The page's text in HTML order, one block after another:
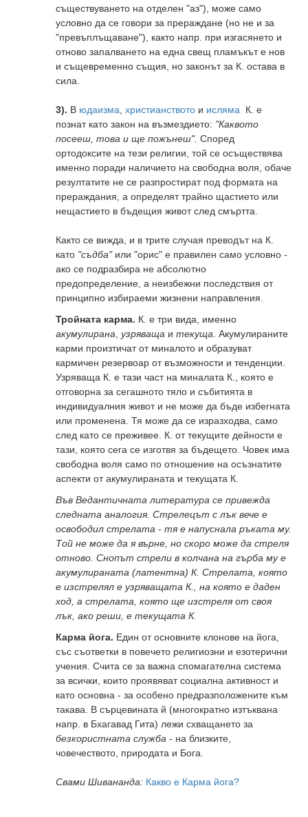
съществуването на отделен "аз"), може само
условно да се говори за прераждане (но не и за
"превъплъщаване"), както напр. при изгасянето и
отново запалването на една свещ пламъкът е нов
и същевременно същия, но законът за К. остава в
сила.
3). В юдаизма христианството и исляма
К. е
познат като закон на възмездието: "Каквото
посееш, това и ще пожънеш". Според
ортодоксите на тези религии, той се осъществява
именно поради наличието на свободна воля, обаче
резултатите не се разпростират под формата на
прераждания, а определят трайно щастието или
нещастието в бъдещия живот след смъртта.
Както се вижда, и в трите случая преводът на К.
като "съдба"или "орис" е правилен само условно -
ако се подразбира не абсолютно
предопределение, а неизбежни последствия от
принципно избираеми жизнени направления.
Тройната карма. К. е три вида, именно
акумулирана узряваща и текуща . Акумулираните
карми произтичат от миналото и образуват
кармичен резервоар от възможности и тенденции.
Узряваща К. е тази част на миналата К., която е
отговорна за сегашното тяло и събитията в
индивидуалния живот и не може да бъде избегната
или променена. Тя може да се изразходва, само
след като се преживее. К. от текущите дейности е
тази, която сега се изготвя за бъдещето. Човек има
свободна воля само по отношение на осъзнатите
аспекти от акумулираната и текущата К.
Във Ведантичната литература се привежда
следната аналогия. Стрелецът с лък вече е
освободил стрелата - тя е напуснала ръката му.
Той не може да я върне, но скоро може да стреля
отново. Снопът стрели в колчана на гърба му е
акумулираната (латентна) К. Стрелата, която
е изстрелял е узряващата К., на която е даден
ход, а стрелата, която ще изстреля от своя
лък, ако реши, е текущата К.
Карма йога. Един от основните клонове на йога,
със съответки в повечето религиозни и езотерични
учения. Счита се за важна спомагателна система
за всички, които проявяват социална активност и
като основна - за особено предразположените към
такава. В сърцевината й (многократно изтъквана
напр. в Бхагавад Гита) лежи схващането за
безкористната служба - на близките,
човечеството, природата и Бога.
Свами Шивананда: Какво е Карма йога?